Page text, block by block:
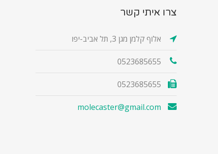
צרו איתי קשר
אלוף קלמן מגן 3, תל אביב-יפו
0523685655
0523685655
molecaster@gmail.com